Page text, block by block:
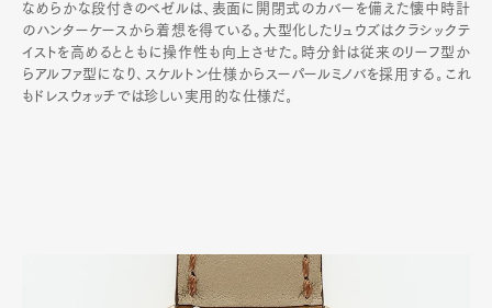
なめらかな段付きのベゼルは、表面に開閉式のカバーを備えた懐中時計
のハンターケースから着想を得ている。大型化したリュウズはクラシックテ
イストを高めるとともに操作性も向上させた。時分針は従来のリーフ型か
らアルファ型になり､スケルトン仕様からスーパールミノバを採用する｡これ
もドレスウォッチでは珍しい実用的な仕様だ｡